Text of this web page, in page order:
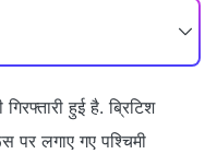
हुई है. ब्रिटिश
पर लगाए गए पश्चिमी